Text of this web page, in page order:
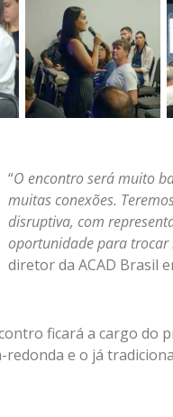
“O encontro será muito
muitas conexões.
disruptiva, com
oportunidade para trocar
diretor da ACAD Brasil
ficará a cargo do
redonda e o já